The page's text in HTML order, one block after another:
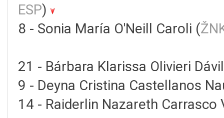
ESP)
8 - Sonia María O'Neill Caroli (
21 - Bárbara Klarissa Olivieri
9 - Deyna Cristina Castellanos
14 - Raiderlin Nazareth Carrasco